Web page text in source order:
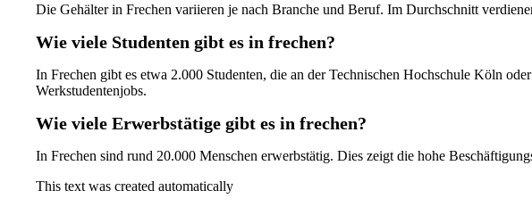
Die Gehälter in Frechen variieren je nach Branche und Beruf. Im Durchschnitt
Wie viele Studenten gibt es in frechen?
In Frechen gibt es etwa 2.000 Studenten, die an der Technischen Hochschule Köln
Werkstudentenjobs.
Wie viele Erwerbstätige gibt es in frechen?
In Frechen sind rund 20.000 Menschen erwerbstätig. Dies zeigt die hohe
This text was created automatically